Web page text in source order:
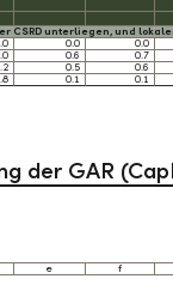
unterliegen, und
0.0 0.0
0.6 0.7
0.5 0.6
0.1 0.1
der GAR
e f